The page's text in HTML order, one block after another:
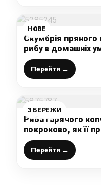
НОВЕ
Скумбрія пряного
рибу в домашніх
я поки не знаю!
Перейти →
ЗБЕРЕЖИ
Риба гарячого
покроково, як її
умовах, щоб
Перейти →